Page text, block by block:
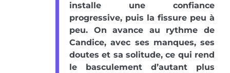
installe une confiance
progressive, puis la fissure peu à
peu. On avance au rythme de
Candice, avec ses manques, ses
doutes et sa solitude, ce qui rend
le basculement d’autant plus